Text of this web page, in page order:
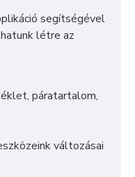
segítségével
létre az
páratartalom,
változásai